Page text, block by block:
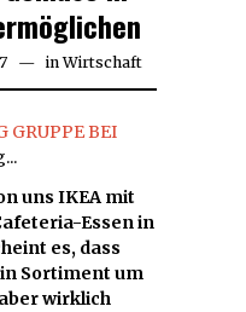
in Wirtschaft
GRUPPE BEI
uns IKEA mit
Essen in
es, dass
Sortiment um
wirklich